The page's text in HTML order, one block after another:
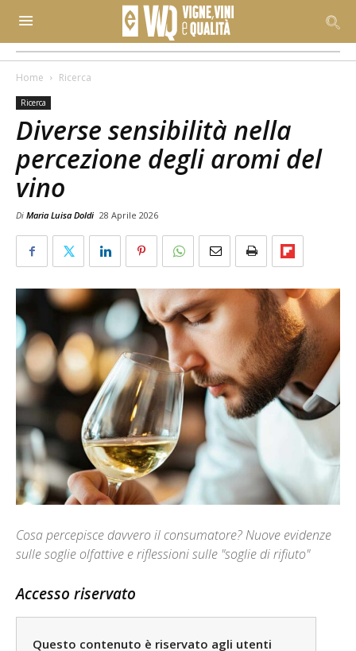
Home Ricerca
Ricerca
Diverse sensibilità nella
percezione degli aromi del
vino
Di Maria Luisa Doldi 28 Aprile 2026
Cosa percepisce davvero il consumatore? Nuove evidenze
sulle soglie olfattive e riflessioni sulle "soglie di rifiuto"
Accesso riservato
Questo contenuto è riservato agli utenti